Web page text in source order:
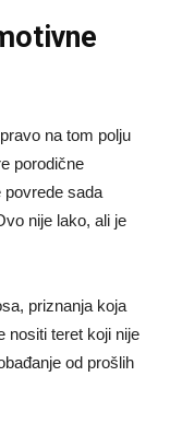
na tom polju
porodične
povrede sada
nije lako, ali je
priznanja koja
nositi teret koji nije
od prošlih